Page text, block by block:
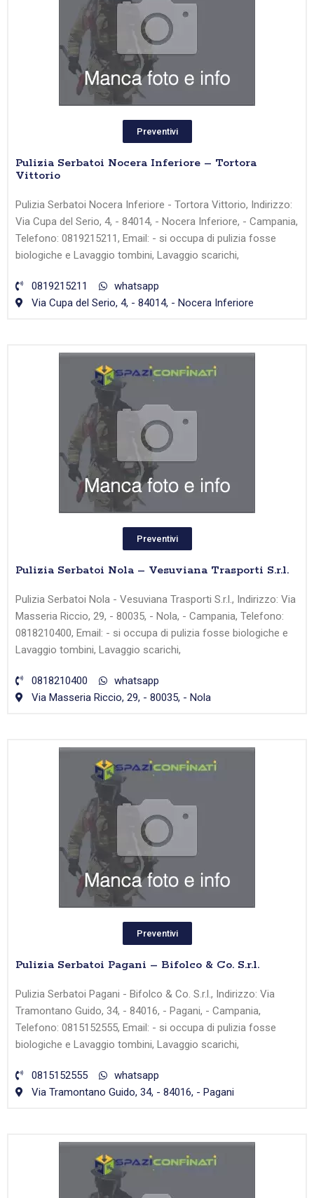
Preventivi
Pulizia Serbatoi Nocera Inferiore – Tortora
Vittorio
Pulizia Serbatoi Nocera Inferiore - Tortora Vittorio, Indirizzo:
Via Cupa del Serio, 4, - 84014, - Nocera Inferiore, - Campania,
Telefono: 0819215211, Email: - si occupa di pulizia fosse
biologiche e Lavaggio tombini, Lavaggio scarichi,
0819215211
whatsapp
Via Cupa del Serio, 4, - 84014, - Nocera Inferiore
Preventivi
Pulizia Serbatoi Nola – Vesuviana Trasporti S.r.l.
Pulizia Serbatoi Nola - Vesuviana Trasporti S.r.l., Indirizzo: Via
Masseria Riccio, 29, - 80035, - Nola, - Campania, Telefono:
0818210400, Email: - si occupa di pulizia fosse biologiche e
Lavaggio tombini, Lavaggio scarichi,
0818210400
whatsapp
Via Masseria Riccio, 29, - 80035, - Nola
Preventivi
Pulizia Serbatoi Pagani – Bifolco & Co. S.r.l.
Pulizia Serbatoi Pagani - Bifolco & Co. S.r.l., Indirizzo: Via
Tramontano Guido, 34, - 84016, - Pagani, - Campania,
Telefono: 0815152555, Email: - si occupa di pulizia fosse
biologiche e Lavaggio tombini, Lavaggio scarichi,
0815152555
whatsapp
Via Tramontano Guido, 34, - 84016, - Pagani